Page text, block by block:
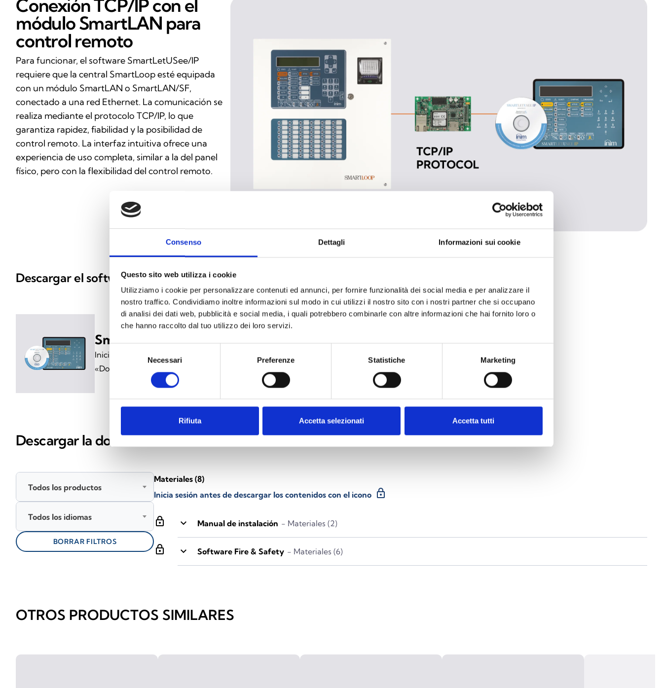
Consenso Dettagli Informazioni sui cookie
Questo sito web utilizza i cookie
Utilizziamo i cookie per personalizzare contenuti ed annunci, per fornire funzionalità dei social media e per analizzare il
nostro traffico. Condividiamo inoltre informazioni sul modo in cui utilizzi il nostro sito con i nostri partner che si occupano
di analisi dei dati web, pubblicità e social media, i quali potrebbero combinarle con altre informazioni che hai fornito loro o
che hanno raccolto dal tuo utilizzo dei loro servizi.
consenso
Necessari Preferenze Statistiche Marketing
Rifiuta Accetta selezionati Accetta tutti
Conexión TCP/IP con el
módulo SmartLAN para
control remoto
Para funcionar, el software SmartLetUSee/IP
requiere que la central SmartLoop esté equipada
con un módulo SmartLAN o SmartLAN/SF,
conectado a una red Ethernet. La comunicación se
realiza mediante el protocolo TCP/IP, lo que
garantiza rapidez, fiabilidad y la posibilidad de
control remoto. La interfaz intuitiva ofrece una
experiencia de uso completa, similar a la del panel
físico, pero con la flexibilidad del control remoto.
Descargar el software
SmartLetUSee/IP
Inicia sesión en MyInim y descarga el software en la sección
«Documentos»
DOCUMENTACIÓN
Descargar la documentación
lock keyboard_arrow_down Manual de instalación - Materiales (2)
lock keyboard_arrow_down Software Fire & Safety - Materiales (6)
Materiales (8)
Inicia sesión antes de descargar los contenidos con el icono lock
Todos los productos
Todos los idiomas
BORRAR FILTROS
OTROS PRODUCTOS SIMILARES